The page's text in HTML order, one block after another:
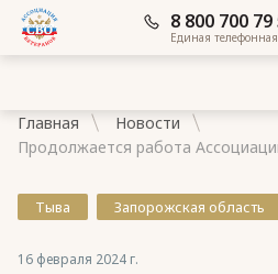
8 800 700 79
Единая
Главная
Новости
Продолжается работа
Тыва Запорожская область
16 февраля 2024 г.